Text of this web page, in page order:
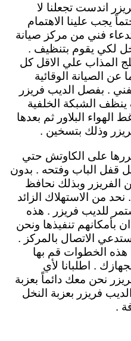
اندست تجعلنا لا
يجب علينا الاهتمام
فني من مركز صيانة
لكي يقوم بتنظيف .
المذاب علي الاقل كل
الصيانة الوقائية
. بفصل الديب فريزر
الشبكة الخلفية
الهواء البلاور ثم بعدها
وذلك بتسخين .
على الكاوتش حتي
قفل الباب وفتحه . بدون
الفريزر وبذلك نحافظ
نحد من الاستهلاك الزائد
للديب فريزر . هذه
بأمكانهم تنفيذها ونحن
الاتصال بالمركز .
هذه الخطوات قم بها
. اطلبانا لأي
نحن معك دائماً بعزبة
فريزر بعزبة النخل
.